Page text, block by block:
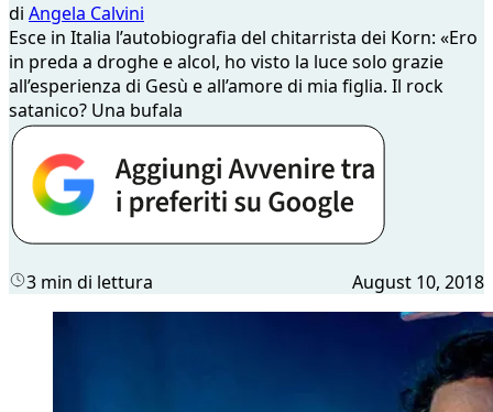
di Angela Calvini
Esce in Italia l’autobiografia del chitarrista dei Korn: «Ero
in preda a droghe e alcol, ho visto la luce solo grazie
all’esperienza di Gesù e all’amore di mia figlia. Il rock
satanico? Una bufala
3 min di lettura August 10, 2018